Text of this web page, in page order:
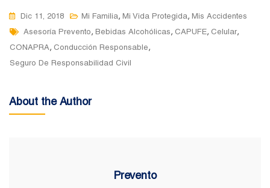
Dic 11, 2018 Mi Familia, Mi Vida Protegida, Mis Accidentes
Tags
Asesoría Prevento, Bebidas Alcohólicas, CAPUFE, Celular,
CONAPRA, Conducción Responsable,
Seguro De Responsabilidad Civil
About the Author
Prevento